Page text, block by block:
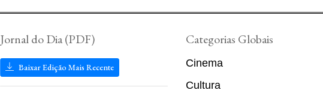
Jornal do Dia (PDF)
Baixar Edição Mais Recente
Categorias Globais
Cinema
Cultura